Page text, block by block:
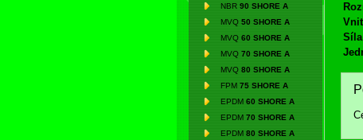
NBR 90 SHORE A
MVQ 50 SHORE A
MVQ 60 SHORE A
MVQ 70 SHORE A
MVQ 80 SHORE A
FPM 75 SHORE A
EPDM 60 SHORE A
EPDM 70 SHORE A
EPDM 80 SHORE A